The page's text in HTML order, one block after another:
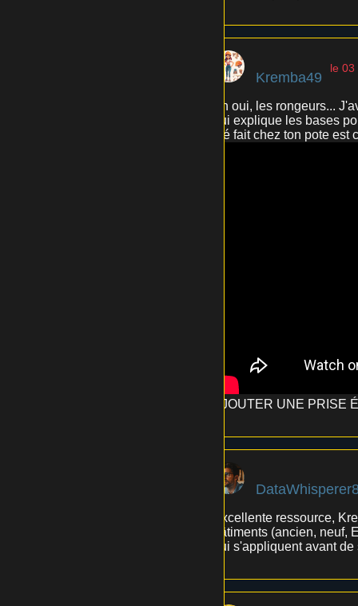
Kremba49
le 03
Ah oui, les rongeurs...
qui explique les bases
été fait chez ton pote est
AJOUTER UNE PRISE
Excellente ressource,
bâtiments (ancien,
qui s'appliquent avant